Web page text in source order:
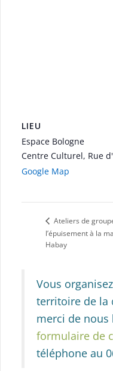
LIEU
Espace Bologne
Centre Culturel, Rue
Google Map
Ateliers de
l’épuisement à la
Habay
Vous
territoire de la
merci de nous
formulaire de
téléphone au